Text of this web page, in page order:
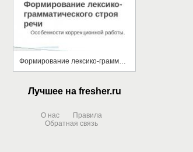
Формирование лексико-грамматического строя речи
Лучшее на fresher.ru
О нас
Правила
Обратная связь